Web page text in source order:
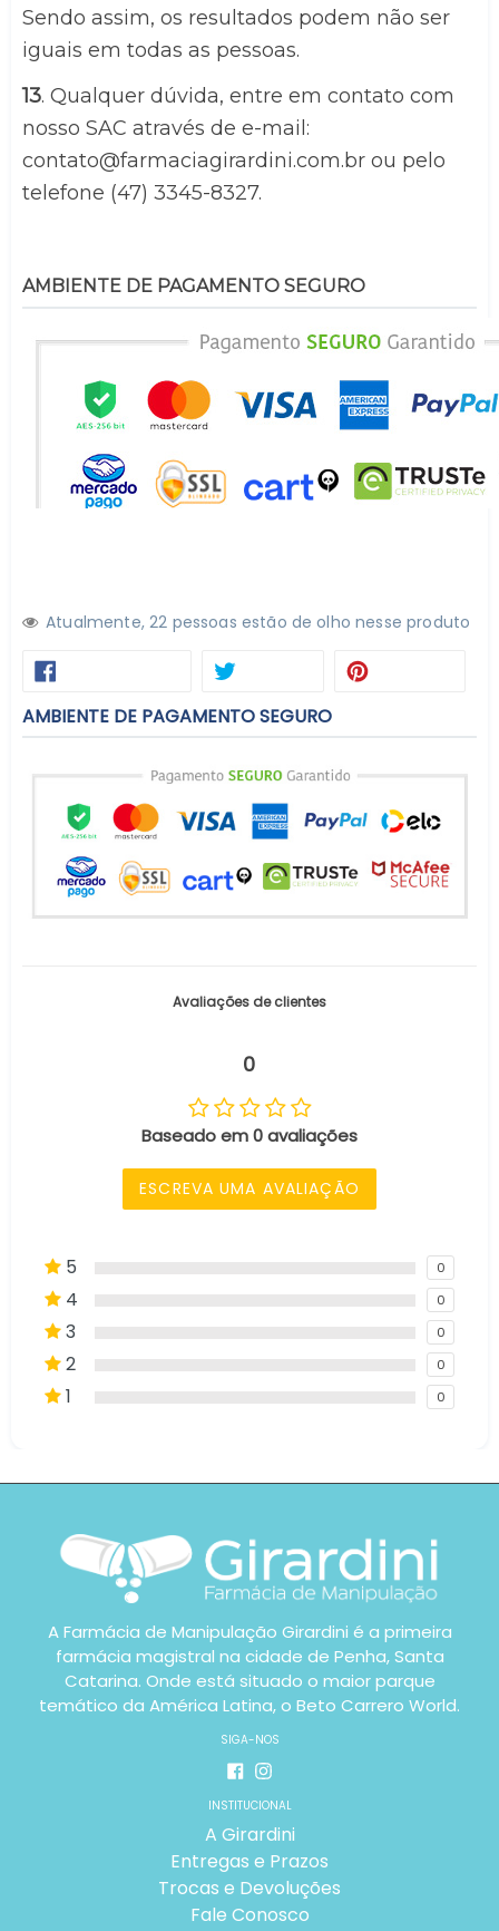
Sendo assim, os resultados podem não ser
iguais em todas as pessoas.
13. Qualquer dúvida, entre em contato com
contato@farmaciagirardini.com.br ou pelo
telefone (47) 3345-8327.
AMBIENTE DE PAGAMENTO SEGURO
Atualmente,22 pessoas estão de olho nesse produto
COMPARTILHAR TWEETAR
AMBIENTE DE PAGAMENTO SEGURO
Avaliações de clientes
0
Baseado em 0 avaliações
ESCREVA UMA AVALIAÇÃO
5 0
4 0
3 0
2 0
1 0
A Farmácia de Manipulação Girardini é a primeira
farmácia magistral na cidade de Penha, Santa
Catarina. Onde está situado o maior parque
temático da América Latina, o Beto Carrero World.
SIGA-NOS
Facebook
Instagram
INSTITUCIONAL
A Girardini
Entregas e Prazos
Trocas e Devoluções
Fale Conosco